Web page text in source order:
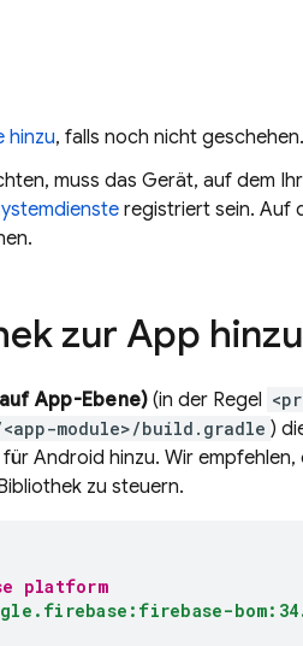
hinzu, falls noch nicht geschehen.
muss das Gerät, auf dem
registriert sein. Auf
zur App
App-Ebene) (in der Regel
module>/build.gradle )
Android hinzu. Wir empfehlen,
zu steuern.
platform